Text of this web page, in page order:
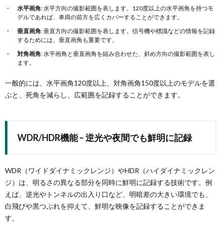
水平画角: 水平方向の撮影範囲を表します。120度以上の水平画角を持つモ
デルであれば、車両の前方を広くカバーすることができます。
垂直画角: 垂直方向の撮影範囲を表します。信号機や標識などの情報を記録
するためには、垂直画角も重要です。
対角画角: 水平画角と垂直画角を組み合わせた、斜め方向の撮影範囲を表し
ます。
一般的には、水平画角120度以上、対角画角150度以上のモデルを選
ぶと、死角を減らし、広範囲を記録することができます。
WDR/HDR機能 – 逆光や夜間でも鮮明に記録
WDR（ワイドダイナミックレンジ）やHDR（ハイダイナミックレン
ジ）は、明るさの異なる部分を同時に鮮明に記録する技術です。例
えば、逆光やトンネルの出入り口など、明暗差の大きい環境でも、
白飛びや黒つぶれを抑えて、鮮明な映像を記録することができま
す。